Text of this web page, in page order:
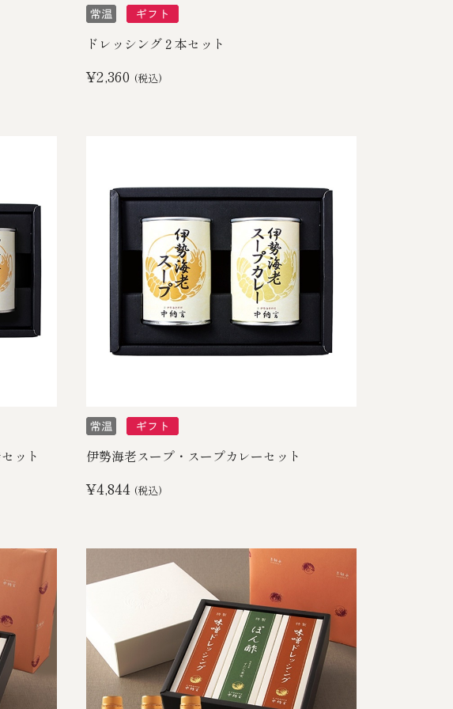
ドレッシング２本セット
¥2,360 (税込)
ット 伊勢海老スープ・スープカレーセット
¥4,844 (税込)